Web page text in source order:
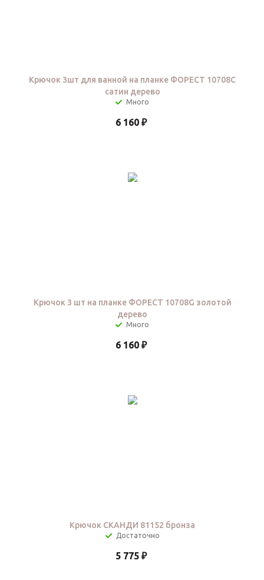
Крючок 3шт для ванной на планке ФОРЕСТ 10708C
сатин дерево
6 160 ₽
Крючок 3 шт на планке ФОРЕСТ 10708G золотой
дерево
6 160 ₽
Крючок СКАНДИ 81152 бронза
Достаточно
5 775 ₽